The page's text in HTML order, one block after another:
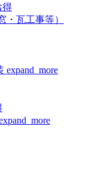
得
・瓦工事等）
expand_more